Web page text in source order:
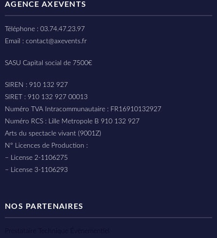
AGENCE AXEVENTS
Téléphone : 03.74.47.23.97
Email : contact@axevents.fr
SASU Capital social de 7500€
SIREN : 910 132 927
SIRET : 910 132 927 00013
Numéro TVA Intracommunautaire : FR16910132927
Numéro RCS : Lille Metropole B 910 132 927
Arts du spectacle vivant (9001Z)
N° Licences de Production :
– License 2-1106275
– License 3-1106293
NOS PARTENAIRES